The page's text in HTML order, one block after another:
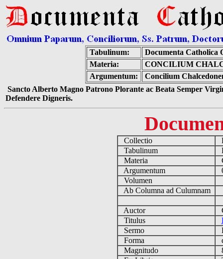
Tabulinum:
Documenta Catholica
Materia:
CONCILIUM
Argumentum:
Concilium
Sancto Alberto Magno Patrono Plorante ac Beata Semper
Defendere Digneris.
Collectio
Tabulinum
Materia
Argumentum
Volumen
Ab Columna ad Culumnam
Auctor
Titulus
Sermo
Forma
Magnitudo